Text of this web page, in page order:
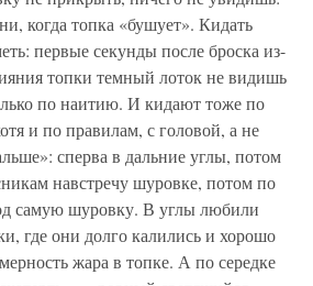
когда топка «бушует». Кидать
первые секунды после броска из-
топки темный лоток не видишь
по наитию. И кидают тоже по
и по правилам, с головой, а не
сперва в дальние углы, потом
навстречу шуровке, потом по
самую шуровку. В углы любили
где они долго калились и хорошо
жара в топке. А по середке